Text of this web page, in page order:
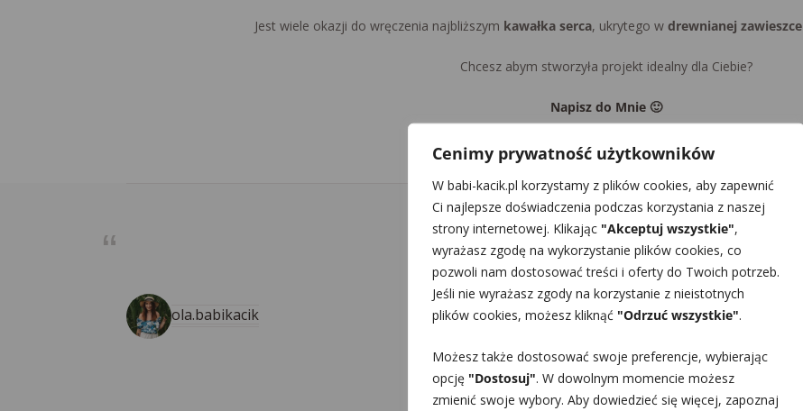
Cenimy prywatność użytkowników
W babi-kacik.pl korzystamy z plików cookies, aby zapewnić
Ci najlepsze doświadczenia podczas korzystania z naszej
strony internetowej. Klikając "Akceptuj wszystkie",
wyrażasz zgodę na wykorzystanie plików cookies, co
pozwoli nam dostosować treści i oferty do Twoich potrzeb.
Jeśli nie wyrażasz zgody na korzystanie z nieistotnych
plików cookies, możesz kliknąć "Odrzuć wszystkie".
Możesz także dostosować swoje preferencje, wybierając
opcję "Dostosuj". W dowolnym momencie możesz
zmienić swoje wybory. Aby dowiedzieć się więcej, zapoznaj
Jest wiele okazji do wręczenia najbliższym kawałka serca, ukrytego w drewnianej zawieszce
Chcesz abym stworzyła projekt idealny dla Ciebie?
Napisz do Mnie 🙂
Babi Kącik
ola.babikacik